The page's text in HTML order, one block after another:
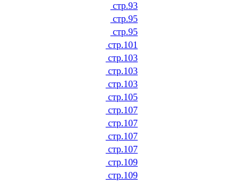
стр.93
стр.95
стр.95
стр.101
стр.103
стр.103
стр.103
стр.105
стр.107
стр.107
стр.107
стр.107
стр.109
стр.109